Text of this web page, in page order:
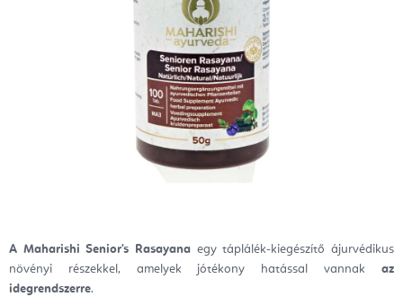
A Maharishi Senior's Rasayana egy táplálék-kiegészítő ájurvédikus
növényi részekkel, amelyek jótékony hatással vannak az
idegrendszerre.